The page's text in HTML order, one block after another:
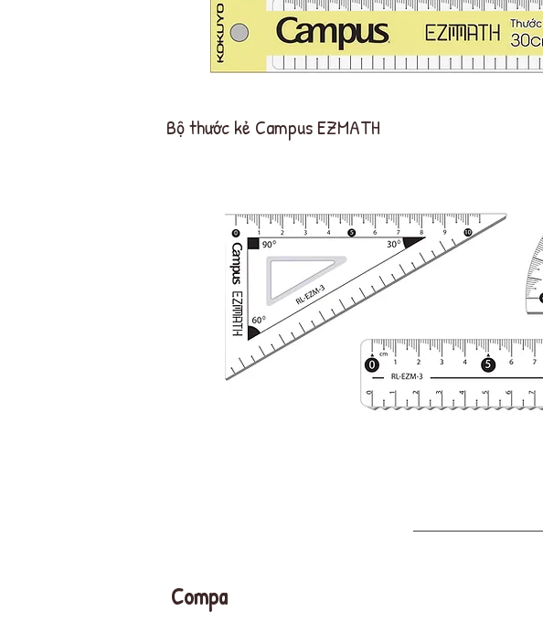
Bộ thước kẻ Campus EZMATH
Compa